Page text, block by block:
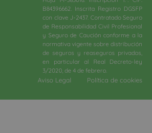
B84396662. Inscrita Registro DGSFP
con clave J-2437. Contratado Seguro
de Responsabilidad Civil Profesional
y Seguro de Caución conforme a la
normativa vigente sobre distribución
de seguros y reaseguros privados,
en particular al Real Decreto-ley
3/2020, de 4 de febrero.​
Aviso Legal Política de cookies